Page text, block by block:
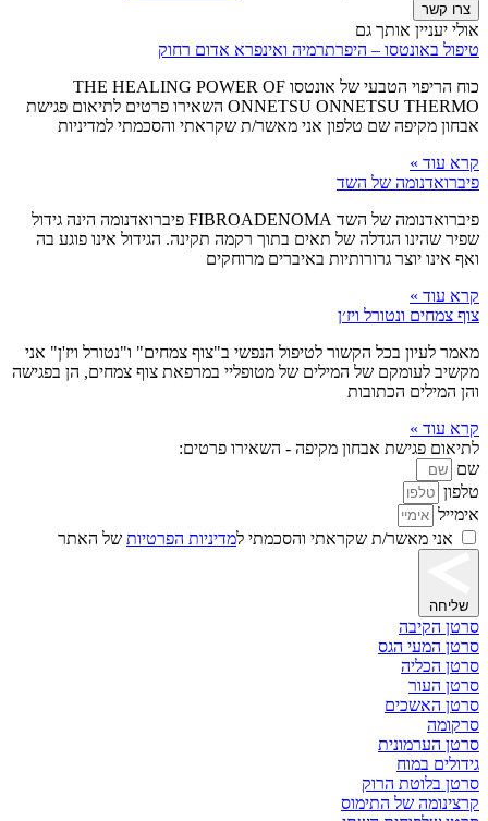
צרו קשר
אולי יעניין אותך גם
טיפול באונטסו – היפרתרמיה ואינפרא אדום רחוק
כוח הריפוי הטבעי של אונטסו THE HEALING POWER OF
ONNETSU ONNETSU THERMO השאירו פרטים לתיאום פגישת
אבחון מקיפה שם טלפון אני מאשר/ת שקראתי והסכמתי למדיניות
קרא עוד »
פיברואדנומה של השד
פיברואדנומה של השד FIBROADENOMA פיברואדנומה הינה גידול
שפיר שהינו הגדלה של תאים בתוך רקמה תקינה. הגידול אינו פוגע בה
ואף אינו יוצר גרורותיות באיברים מרוחקים
קרא עוד »
צוף צמחים ונטורל ויז׳ן
מאמר לעיון בכל הקשור לטיפול הנפשי ב"צוף צמחים" ו"נטורל ויז'ן" אני
מקשיב לעומקם של המילים של מטופליי במרפאת צוף צמחים, הן בפגישה
והן המילים הכתובות
קרא עוד »
לתיאום פגישת אבחון מקיפה - השאירו פרטים:
שם
טלפון
אימייל
אני מאשר/ת שקראתי והסכמתי למדיניות הפרטיות של האתר
שליחה
סרטן הקיבה
סרטן המעי הגס
סרטן הכליה
סרטן העור
סרטן האשכים
סרקומה
סרטן הערמונית
גידולים במוח
סרטן בלוטת הרוק
קרצינומה של התימוס